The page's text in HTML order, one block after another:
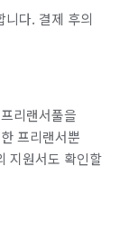
니다. 결제 후의
리랜서풀을
프리랜서뿐
지원서도 확인할